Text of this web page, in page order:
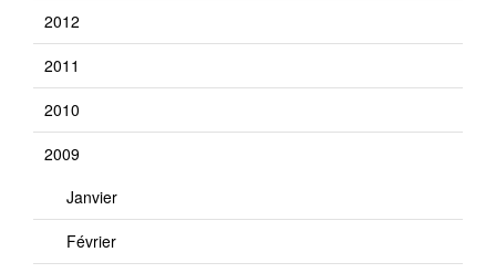
2012
2011
2010
2009
Janvier
Février